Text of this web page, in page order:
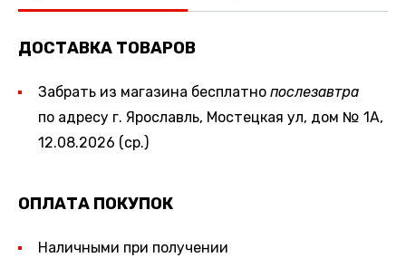
ДОСТАВКА ТОВАРОВ
Забрать из магазина бесплатно послезавтра
по адресу г. Ярославль, Мостецкая ул, дом № 1А,
12.08.2026 (ср.)
ОПЛАТА ПОКУПОК
Наличными при получении